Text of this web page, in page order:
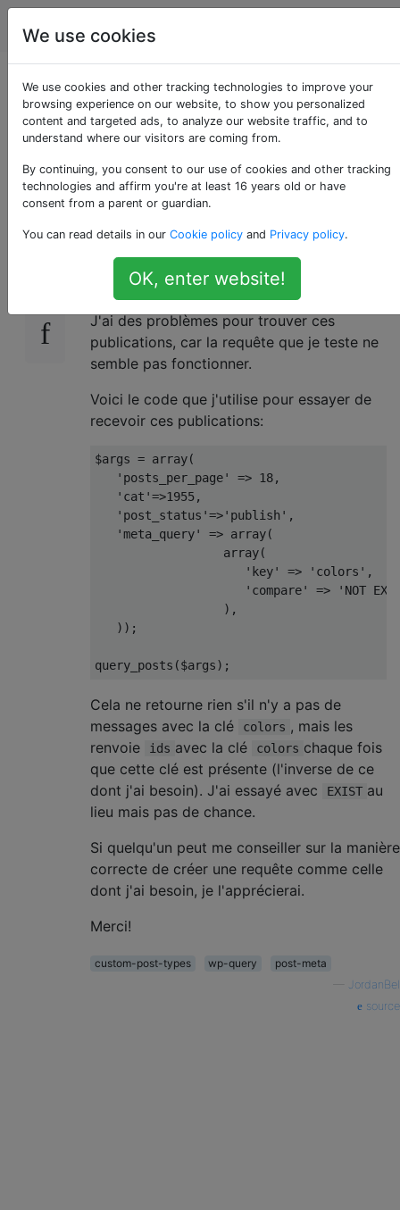
WordPress
Interroger tous les
messages où une clé
méta n'existe pas
50
J'essaie d'obtenir une requête pour récupérer
tous les messages où un spécifique
meta_key n'existe pas, puis le créer.
J'ai des problèmes pour trouver ces
publications, car la requête que je teste ne
semble pas fonctionner.
Voici le code que j'utilise pour essayer de
recevoir ces publications:
$args = array(
'posts_per_page'
=> 18,
'cat'=>1955,
'post_status'=>'publish' ,
'meta_query'
=> array(
                  array
(
'key'
=> 'colors' ,
'compare'
=>
'NOT
),
));
query_posts ($args);
Cela ne retourne rien s'il n'y a pas de
messages avec la clé
colors , mais les
renvoie
ids avec la clé colors chaque fois
que cette clé est présente (l'inverse de ce
dont j'ai besoin). J'ai essayé avec
EXIST au
lieu mais pas de chance.
Si quelqu'un peut me conseiller sur la manière
correcte de créer une requête comme celle
dont j'ai besoin, je l'apprécierai.
Merci!
custom-post-types wp-query
post-meta
JordanBel
source
We use cookies
We use cookies and other tracking technologies to improve your
browsing experience on our website, to show you personalized
content and targeted ads, to analyze our website traffic, and to
understand where our visitors are coming from.
By continuing, you consent to our use of cookies and other tracking
technologies and affirm you're at least 16 years old or have
consent from a parent or guardian.
You can read details in our Cookie policy and Privacy policy.
OK, enter website!